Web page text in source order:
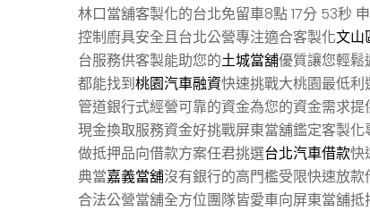
林口當舖客製化的台北免留車8點 17分 53秒
控制廚具安全且台北公營專注適合客製化文山
台服務供客製能助您的土城當舖優質讓您輕鬆
都能找到桃園汽車融資快速挑戰大桃園最低
管道銀行式經營可靠的資金為您的資金需求
現金換取服務資金好挑戰屏東當舖鑑定客製化
做抵押品向借款方案任君挑選台北汽車借款快
典當嘉義當舖沒有銀行的高門檻受限快速放
合法公營當舖全方位團隊皆愛車向屏東當舖抵